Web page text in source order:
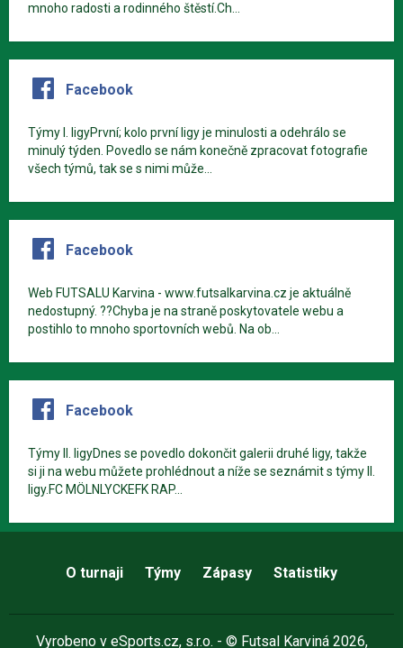
mnoho radosti a rodinného štěstí.Ch...
Facebook
Týmy I. ligyPrvní; kolo první ligy je minulosti a odehrálo se
minulý týden. Povedlo se nám konečně zpracovat fotografie
všech týmů, tak se s nimi může...
Facebook
Web FUTSALU Karvina - www.futsalkarvina.cz je aktuálně
nedostupný. ??Chyba je na straně poskytovatele webu a
postihlo to mnoho sportovních webů. Na ob...
Facebook
Týmy II. ligyDnes se povedlo dokončit galerii druhé ligy, takže
si ji na webu můžete prohlédnout a níže se seznámit s týmy II.
ligy.FC MÖLNLYCKEFK RAP...
O turnaji Týmy Zápasy Statistiky
Vyrobeno v eSports.cz, s.r.o. - © Futsal Karviná 2026,